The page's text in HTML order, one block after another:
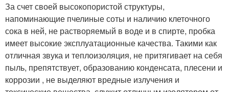
За счет своей высокопористой структуры,
напоминающие пчелиные соты и наличию клеточного
сока в ней, не растворяемый в воде и в спирте, пробка
имеет высокие эксплуатационные качества. Такими как
отличная звука и теплоизоляция, не притягивает на себя
пыль, препятствует, образованию конденсата, плесени и
коррозии , не выделяют вредные излучения и